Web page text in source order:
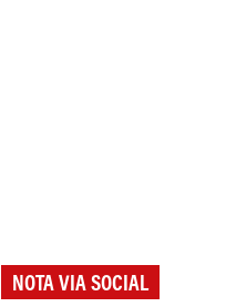
NOTA VIA SOCIAL